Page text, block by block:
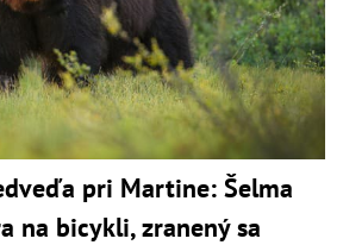
pri Martine: Šelma
na bicykli, zranený sa